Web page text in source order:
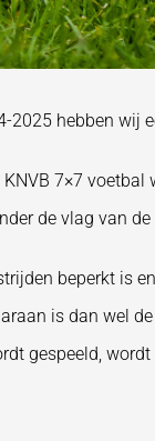
2025 hebben wij
7×7
de vlag van
beperkt is
is dan wel
gespeeld,